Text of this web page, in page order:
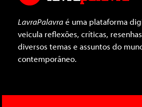
LavraPalavraé uma plataforma
veicula reflexões, críticas,
diversos temas e assuntos do
contemporâneo.